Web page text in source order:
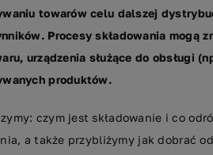
towarów celu dalszej
Procesy składowania mogą
urządzenia służące do obsługi
produktów.
czym jest składowanie i co
a także przybliżymy jak dobrać